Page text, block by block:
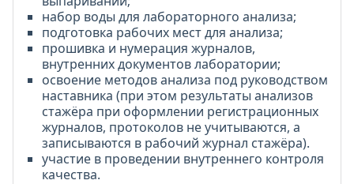
набор воды для лабораторного анализа;
подготовка рабочих мест для анализа;
прошивка и нумерация журналов,
внутренних документов лаборатории;
освоение методов анализа под руководством
наставника (при этом результаты анализов
стажёра при оформлении регистрационных
журналов, протоколов не учитываются, а
записываются в рабочий журнал стажёра).
участие в проведении внутреннего контроля
качества.